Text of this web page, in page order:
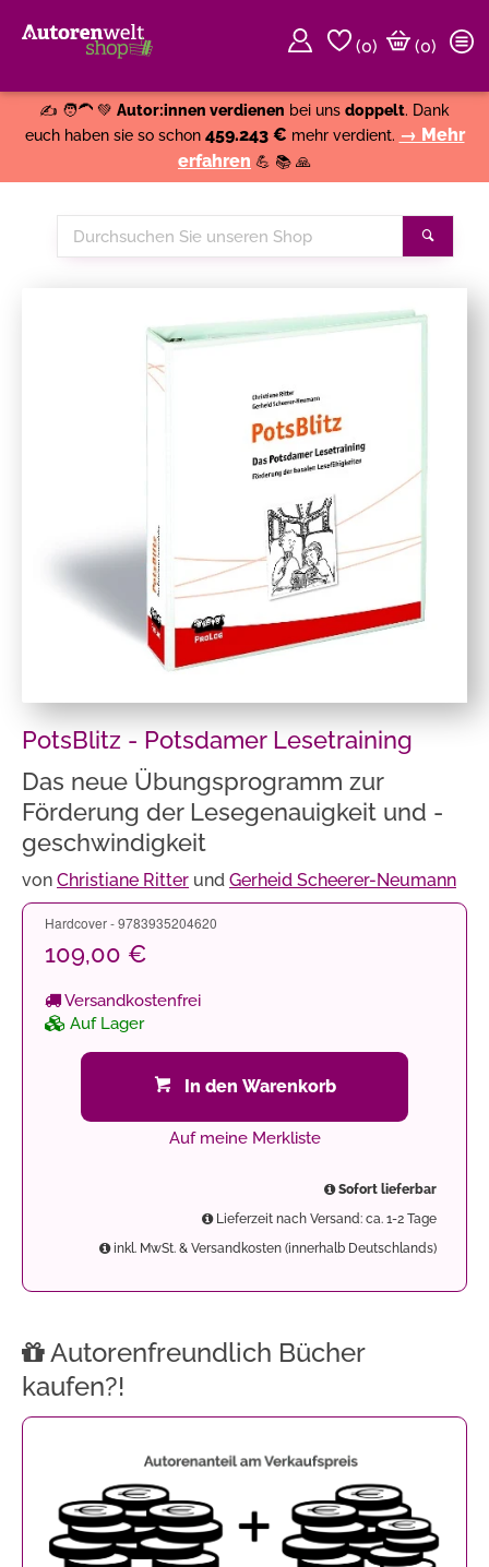
(0)
(0)
✍️ 🧑‍🦱 💚 Autor:innen verdienen bei uns doppelt. Dank
euch haben sie so schon 459.243 € mehr verdient. → Mehr
erfahren 💪 📚 🙏
Durchsuchen
Sie
PotsBlitz - Potsdamer Lesetraining
Das neue Übungsprogramm zur
Förderung der Lesegenauigkeit und -
geschwindigkeit
von Christiane Ritter und Gerheid Scheerer-Neumann
Hardcover - 9783935204620
109,00 €
Versandkostenfrei
Auf Lager
In den Warenkorb
Auf meine Merkliste
Sofort lieferbar
Lieferzeit nach Versand: ca. 1-2 Tage
inkl. MwSt. & Versandkosten (innerhalb Deutschlands)
Autorenfreundlich Bücher
kaufen?!